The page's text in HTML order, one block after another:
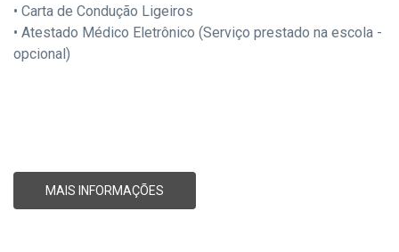
• Carta de Condução Ligeiros
• Atestado Médico Eletrônico (Serviço prestado na escola -
opcional)
MAIS INFORMAÇÕES